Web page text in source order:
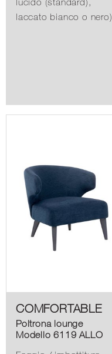
laccato bianco o nero)
COMFORTABLE
Poltrona lounge
Modello 6119 ALLO